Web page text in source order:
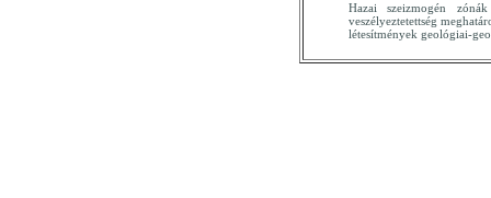
Hazai szeizmogén
veszélyeztetettség
létesítmények geológiai-